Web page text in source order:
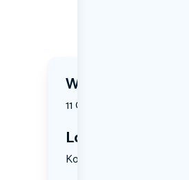
Wanneer?
11 October 2026 | 09:00
Locatie
Koppelkerk...